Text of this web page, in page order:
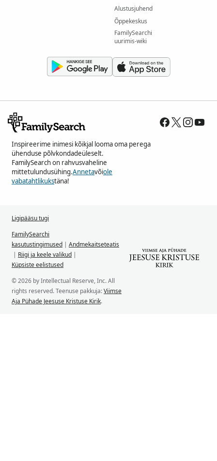
Alustusjuhend
Õppekeskus
FamilySearchi
uurimis-wiki
Inspireerime inimesi kõikjal looma oma perega
ühenduse põlvkondadeüleselt.
FamilySearch on rahvusvaheline
mittetulundusühing.Annetavõiole
vabatahtlikukstäna!
Ligipääsu tugi
FamilySearchi
kasutustingimused | Andmekaitseteatis
| Riigi ja keele valikud |
Küpsiste eelistused
© 2026 by Intellectual Reserve, Inc. All
rights reserved. Teenuse pakkuja:Viimse
Aja Pühade Jeesuse Kristuse Kirik.